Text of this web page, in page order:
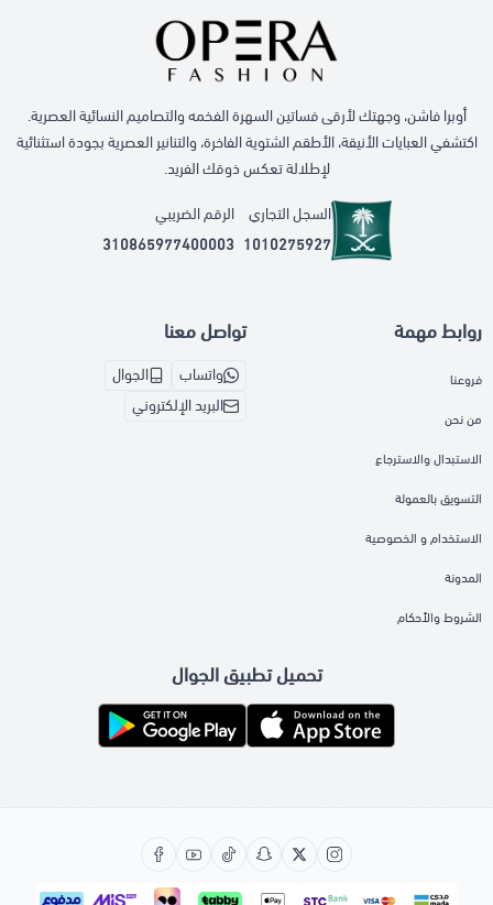
أوبرا فاشن، وجهتك لأرقى فساتين السهرة الفخمه والتصاميم النسائية العصرية.
اكتشفي العبايات الأنيقة، الأطقم الشتوية الفاخرة، والتنانير العصرية بجودة استثنائية
لإطلالة تعكس ذوقك الفريد.
السجل التجاري
1010275927
الرقم الضريبي
310865977400003
روابط مهمة
فروعنا
من نحن
الاستبدال والاسترجاع
التسويق بالعمولة
الاستخدام و الخصوصية
المدونة
الشروط والأحكام
تواصل معنا
واتساب
الجوال
البريد الإلكتروني
تحميل تطبيق الجوال